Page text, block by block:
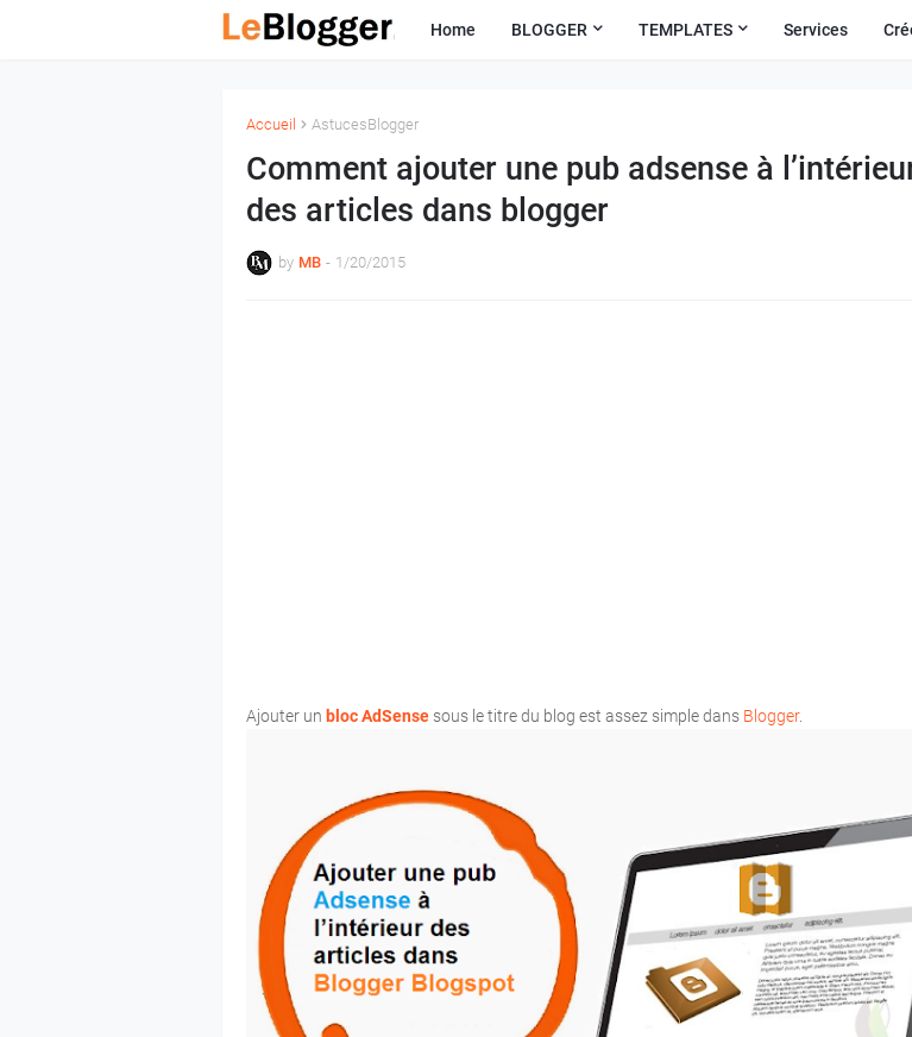
Home BLOGGER TEMPLATES Services
Accueil AstucesBlogger
Comment ajouter une pub adsense à
des articles dans blogger
by MB - 1/20/2015
Ajouter un bloc AdSense sous le titre du blog est assez simple dans Blogger.